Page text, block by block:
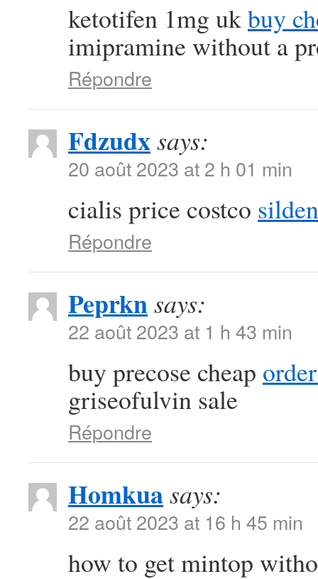
ketotifen 1mg ukbuy
imipramine without a
Répondre
Fdzudxsays:
20 août 2023 at 2 h 01 min
cialis price costco
Répondre
Peprknsays:
22 août 2023 at 1 h 43 min
buy precose cheap
griseofulvin sale
Répondre
Homkuasays:
22 août 2023 at 16 h 45 min
how to get mintop